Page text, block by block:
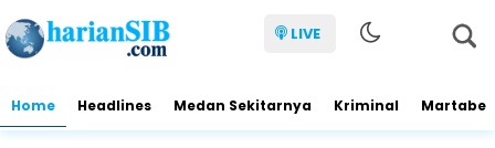
LIVE
Home Headlines Medan Sekitarnya Kriminal Martabe